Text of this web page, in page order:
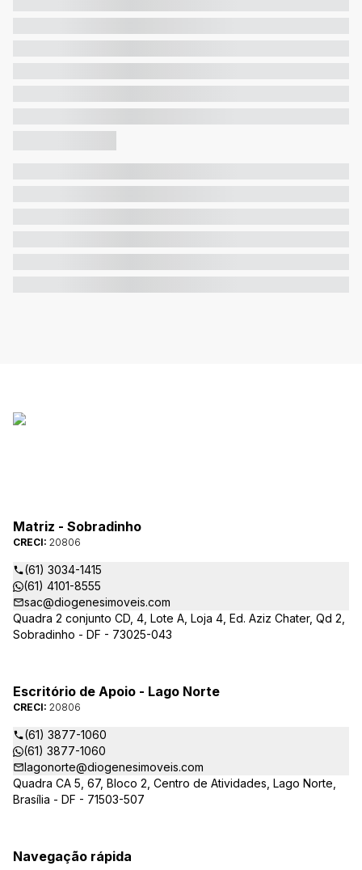
Matriz - Sobradinho
CRECI: 20806
(61) 3034-1415
(61) 4101-8555
sac@diogenesimoveis.com
Quadra 2 conjunto CD, 4, Lote A, Loja 4, Ed. Aziz Chater, Qd 2,
Sobradinho - DF - 73025-043
Escritório de Apoio - Lago Norte
CRECI: 20806
(61) 3877-1060
(61) 3877-1060
lagonorte@diogenesimoveis.com
Quadra CA 5, 67, Bloco 2, Centro de Atividades, Lago Norte,
Brasília - DF - 71503-507
Navegação rápida